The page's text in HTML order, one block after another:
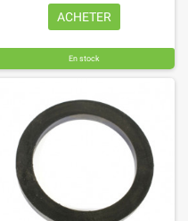
ACHETER
En stock